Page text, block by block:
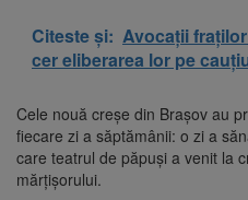
Citeste și: Avocații
cer eliberarea lor pe
Cele nouă creșe din Brașov au
fiecare zi a săptămânii: o zi a
care teatrul de păpuși a venit la
mărțișorului.